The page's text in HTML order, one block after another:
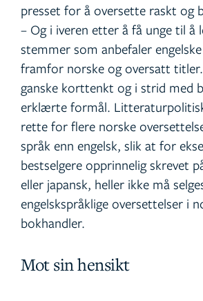
presset for å oversette raskt og
– Og i iveren etter å få unge til å
stemmer som anbefaler
framfor norske og oversatt
ganske korttenkt og i strid med
erklærte formål.
rette for flere norske
språk enn engelsk, slik at for
bestselgere opprinnelig skrevet
eller japansk, heller ikke må
engelskspråklige oversettelser i
bokhandler.
Mot sin hensikt